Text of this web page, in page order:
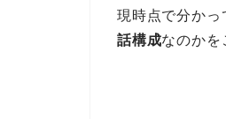
現時点で分かっ
話構成なのかを